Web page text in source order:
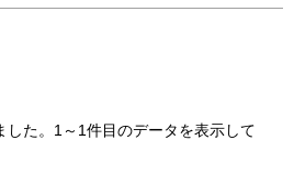
した。1～1件目のデータを表示して